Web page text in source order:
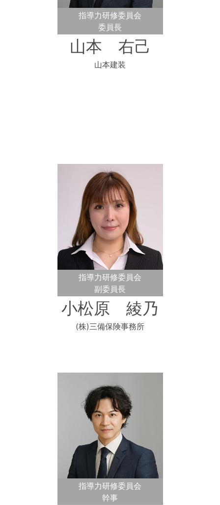
指導力研修委員会
委員長
山本 右己
山本建装
指導力研修委員会
副委員長
小松原 綾乃
(株)三備保険事務所
指導力研修委員会
幹事